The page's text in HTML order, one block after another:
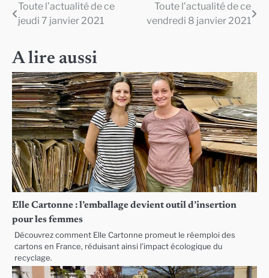
Navigation
l’article
Toute l’actualité de ce
jeudi 7 janvier 2021
Toute l’actualité de ce
vendredi 8 janvier 2021
A lire aussi
Elle Cartonne : l’emballage devient outil d’insertion
pour les femmes
Découvrez comment Elle Cartonne promeut le réemploi des
cartons en France, réduisant ainsi l’impact écologique du
recyclage.